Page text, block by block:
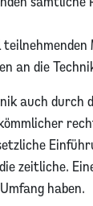
an die
auch durch
zeitliche.
haben.